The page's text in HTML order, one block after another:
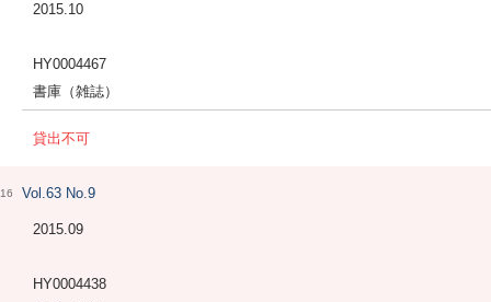
2015.10
HY0004467
書庫（雑誌）
貸出不可
16 Vol.63 No.9
2015.09
HY0004438